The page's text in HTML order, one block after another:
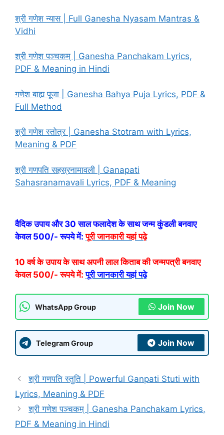
श्री गणेश न्यास | Full Ganesha Nyasam Mantras &
Vidhi
श्री गणेश पञ्चकम् | Ganesha Panchakam Lyrics,
PDF & Meaning in Hindi
गणेश बाह्य पूजा | Ganesha Bahya Puja Lyrics, PDF &
Full Method
श्री गणेश स्तोत्र | Ganesha Stotram with Lyrics,
Meaning & PDF
श्री गणपति सहस्रनामावली | Ganapati
Sahasranamavali Lyrics, PDF & Meaning
वैदिक उपाय और 30 साल फलादेश के साथ जन्म कुंडली बनवाए
केवल 500/- रूपये में: पूरी जानकारी यहां पढ़े
10 वर्ष के उपाय के साथ अपनी लाल किताब की जन्मपत्री बनवाए
केवल 500/- रूपये में: पूरी जानकारी यहां पढ़े
WhatsApp Group Join Now
Telegram Group Join Now
श्री गणपति स्तुति | Powerful Ganpati Stuti with
Lyrics, Meaning & PDF
श्री गणेश पञ्चकम् | Ganesha Panchakam Lyrics,
PDF & Meaning in Hindi